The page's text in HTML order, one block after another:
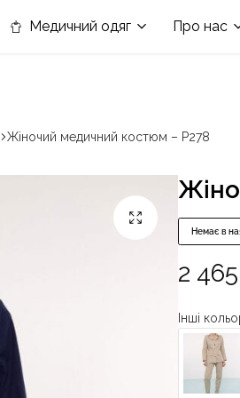
в номінації «Кращій
Медичний одяг Про нас
Жіночий медичний костюм – P278
Немає в
2 465
Інші